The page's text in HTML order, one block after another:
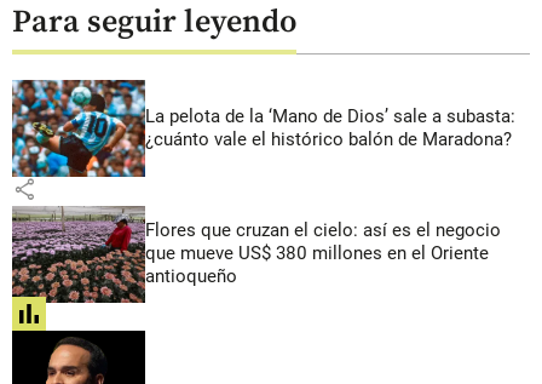
Para seguir leyendo
La pelota de la ‘Mano de Dios’ sale a subasta:
¿cuánto vale el histórico balón de Maradona?
share
Flores que cruzan el cielo: así es el negocio
que mueve US$ 380 millones en el Oriente
antioqueño
share